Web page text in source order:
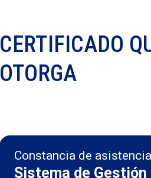
CERTIFICADO
OTORGA
Constancia de
Sistema de Gestión